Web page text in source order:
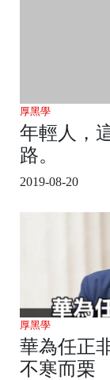
厚黑學
年輕人，
路。
2019-08-20
厚黑學
華為任正
不寒而栗